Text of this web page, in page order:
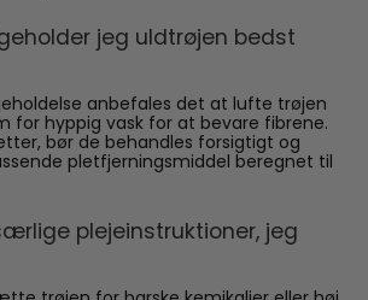
jeg uldtrøjen bedst
anbefales det at lufte trøjen
for hyppig vask for at bevare fibrene.
bør de behandles forsigtigt og
pletfjerningsmiddel beregnet til
plejeinstruktioner, jeg